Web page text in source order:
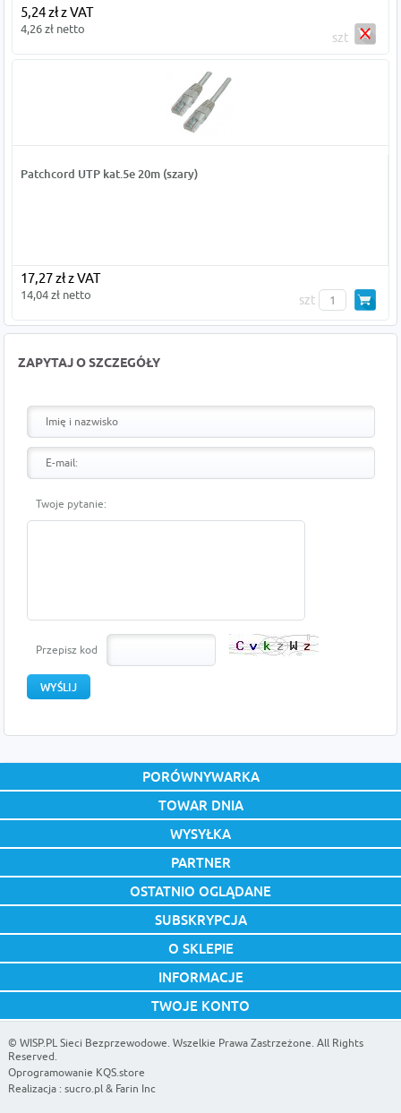
5,24 zł z VAT
4,26 zł netto
szt
Patchcord UTP kat.5e 20m (szary)
17,27 zł z VAT
14,04 zł netto szt
ZAPYTAJ O SZCZEGÓŁY
Twoje pytanie:
Przepisz kod
PORÓWNYWARKA
TOWAR DNIA
WYSYŁKA
PARTNER
OSTATNIO OGLĄDANE
SUBSKRYPCJA
O SKLEPIE
INFORMACJE
TWOJE KONTO
© WISP.PL Sieci Bezprzewodowe. Wszelkie Prawa Zastrzeżone. All Rights
Reserved.
Oprogramowanie KQS.store
Realizacja : sucro.pl& Farin Inc